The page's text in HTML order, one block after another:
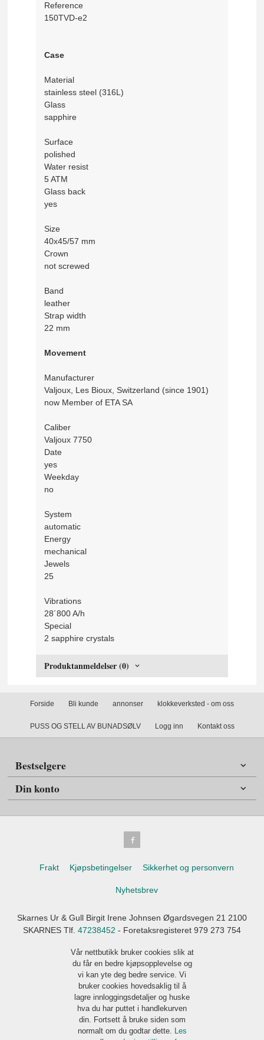
Reference
150TVD-e2
Case
Material
stainless steel (316L)
Glass
sapphire
Surface
polished
Water resist
5 ATM
Glass back
yes
Size
40x45/57 mm
Crown
not screwed
Band
leather
Strap width
22 mm
Movement
Manufacturer
Valjoux, Les Bioux, Switzerland (since 1901)
now Member of ETA SA
Caliber
Valjoux 7750
Date
yes
Weekday
no
System
automatic
Energy
mechanical
Jewels
25
Vibrations
28´800 A/h
Special
2 sapphire crystals
Produktanmeldelser (0)
Forside Bli kunde annonser klokkeverksted - om oss
PUSS OG STELL AV BUNADSØLV Logg inn Kontakt oss
Bestselgere
Din konto
Frakt Kjøpsbetingelser Sikkerhet og personvern
Nyhetsbrev
Skarnes Ur & Gull Birgit Irene Johnsen Øgardsvegen 21 2100
SKARNES Tlf. 47238452 - Foretaksregisteret 979 273 754
Vår nettbutikk bruker cookies slik at
du får en bedre kjøpsopplevelse og
vi kan yte deg bedre service. Vi
bruker cookies hovedsaklig til å
lagre innloggingsdetaljer og huske
hva du har puttet i handlekurven
din. Fortsett å bruke siden som
normalt om du godtar dette. Les